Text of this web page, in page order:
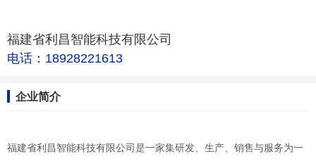
福建省利昌智能科技有限公司
电话：18928221613
企业简介
福建省利昌智能科技有限公司是一家集研发、生产、销售与服务为一